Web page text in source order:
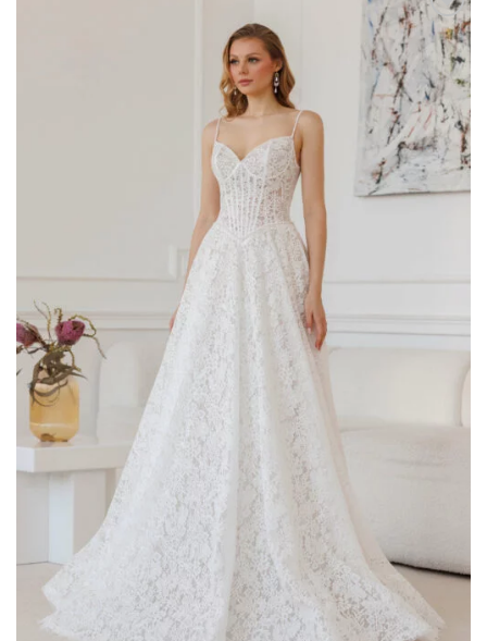
AGGIUNGI
ALLA TUA
LISTA DEI
DESIDERI